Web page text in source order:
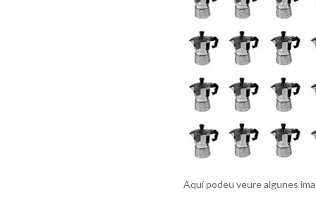
Aquí podeu veure algunes